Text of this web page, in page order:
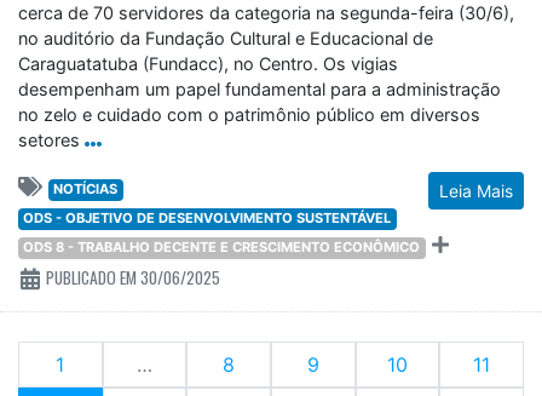
cerca de 70 servidores da categoria na segunda-feira (30/6),
no auditório da Fundação Cultural e Educacional de
Caraguatatuba (Fundacc), no Centro. Os vigias
desempenham um papel fundamental para a administração
no zelo e cuidado com o patrimônio público em diversos
setores
Leia Mais
NOTÍCIAS
ODS - OBJETIVO DE DESENVOLVIMENTO SUSTENTÁVEL
ODS 8 - TRABALHO DECENTE E CRESCIMENTO ECONÔMICO
PUBLICADO EM 30/06/2025
1 … 8 9 10
11